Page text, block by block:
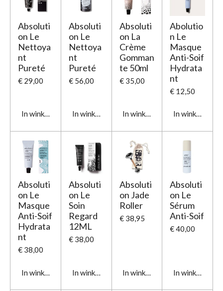
Absoluti
on Le
Nettoya
nt
Pureté
€ 29,00
In winkelwagen
Absoluti
on Le
Nettoya
nt
Pureté
€ 56,00
In winkelwagen
Absoluti
on La
Crème
Gomman
te 50ml
€ 35,00
In winkelwagen
Abolutio
n Le
Masque
Anti-Soif
Hydrata
nt
€ 12,50
In
Absoluti
on Le
Masque
Anti-Soif
Hydrata
nt
€ 38,00
In winkelwagen
Absoluti
on Le
Soin
Regard
12ML
€ 38,00
In winkelwagen
Absoluti
on Jade
Roller
€ 38,95
In winkelwagen
Absoluti
on Le
Sérum
Anti-Soif
€ 40,00
In